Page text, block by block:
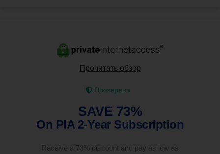
Прочитать обзор
Проверено
SAVE 73%
On PIA 2-Year Subscription
Receive a 73% discount and pay as low as